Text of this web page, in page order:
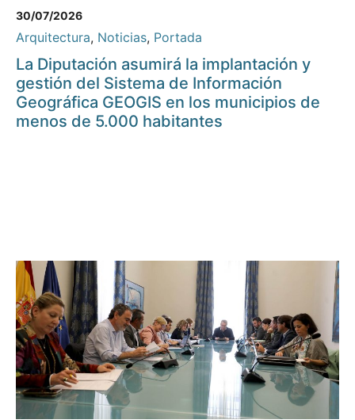
30/07/2026
Arquitectura, Noticias, Portada
La Diputación asumirá la implantación y
gestión del Sistema de Información
Geográfica GEOGIS en los municipios de
menos de 5.000 habitantes